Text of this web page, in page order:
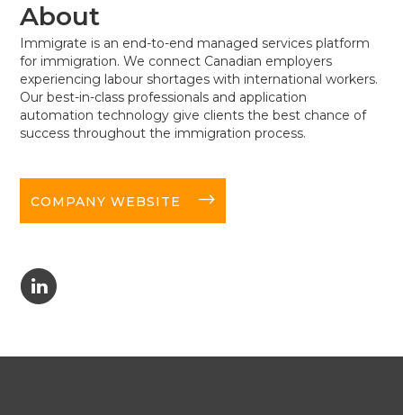
About
Immigrate is an end-to-end managed services platform
for immigration. We connect Canadian employers
experiencing labour shortages with international workers.
Our best-in-class professionals and application
automation technology give clients the best chance of
success throughout the immigration process.
COMPANY WEBSITE long-arrow-right
C